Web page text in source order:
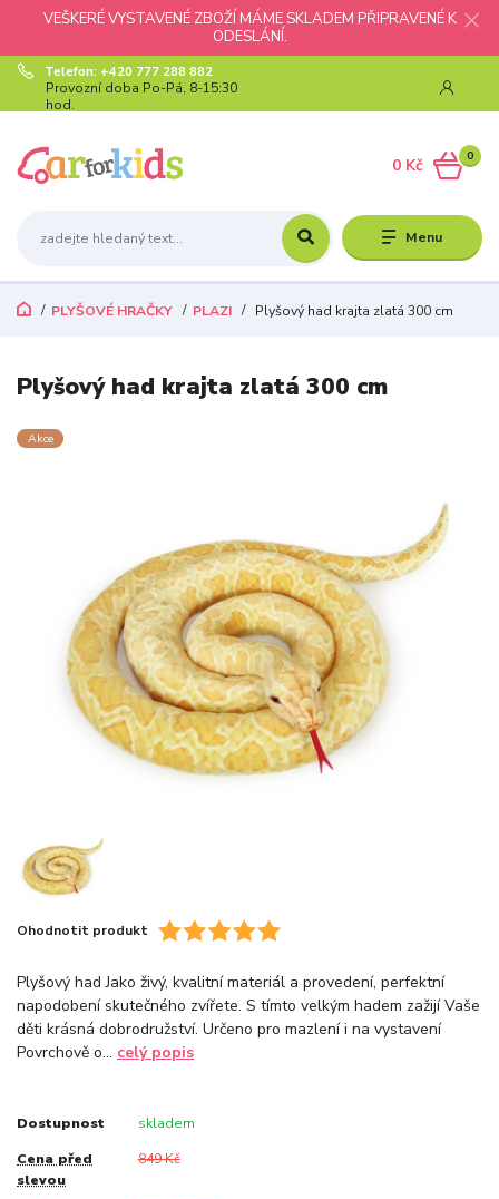
VEŠKERÉ VYSTAVENÉ ZBOŽÍ MÁME SKLADEM PŘIPRAVENÉ K
ODESLÁNÍ.
Menu
Telefon: +420 777 288 882
Provozní doba Po-Pá, 8-15:30
hod.
0
0 Kč
PLYŠOVÉ HRAČKY PLAZI Plyšový had krajta zlatá 300 cm
Plyšový had krajta zlatá 300 cm
Akce
Ohodnotit produkt
Plyšový had Jako živý, kvalitní materiál a provedení, perfektní
napodobení skutečného zvířete. S tímto velkým hadem zažijí Vaše
děti krásná dobrodružství. Určeno pro mazlení i na vystavení
Povrchově o... celý popis
Dostupnost skladem
Cena před
slevou
849 Kč